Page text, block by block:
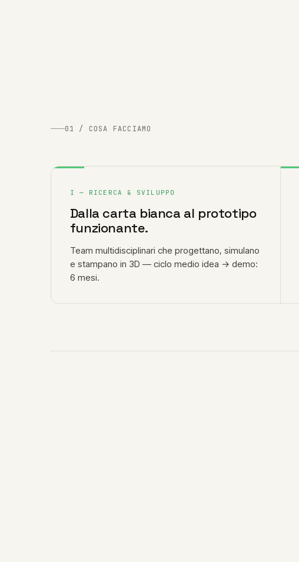
01 / COSA FACCIAMO
I — RICERCA & SVILUPPO
Dalla carta bianca al prototipo
funzionante.
Team multidisciplinari che progettano, simulano
e stampano in 3D — ciclo medio idea → demo:
6 mesi.